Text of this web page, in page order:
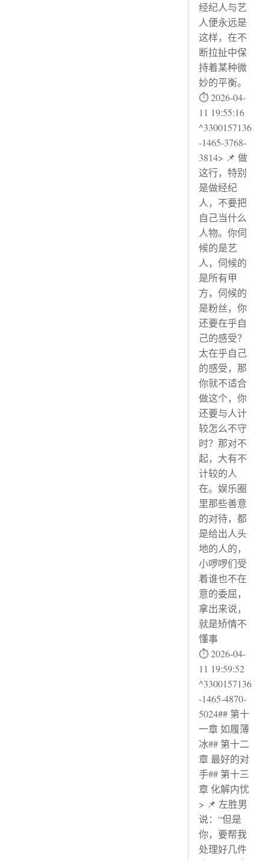
经纪人与艺
人便永远是
这样，在不
断拉扯中保
持着某种微
妙的平衡。
⏱ 2026-04-
11 19:55:16
^3300157136
-1465-3768-
3814> 📌 做
这行，特别
是做经纪
人，不要把
自己当什么
人物。你伺
候的是艺
人，伺候的
是所有甲
方，伺候的
是粉丝，你
还要在乎自
己的感受？
太在乎自己
的感受，那
你就不适合
做这个，你
还要与人计
较怎么不守
时？那对不
起，大有不
计较的人
在。娱乐圈
里那些善意
的对待，都
是给出人头
地的人的，
小啰啰们受
着谁也不在
意的委屈，
拿出来说，
就是矫情不
懂事
⏱ 2026-04-
11 19:59:52
^3300157136
-1465-4870-
5024## 第十
一章 如履薄
冰## 第十二
章 最好的对
手## 第十三
章 化解内忧
> 📌 左胜男
说：“但是
你，要帮我
处理好几件